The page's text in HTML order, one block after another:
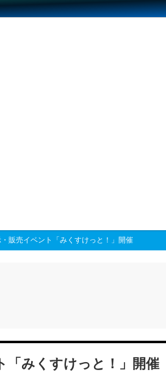
販売イベント「みくすけっと！」開催
「みくすけっと！」開催